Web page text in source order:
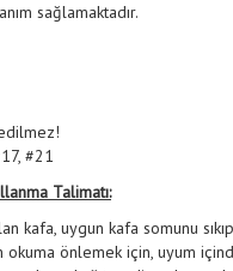
sağlamaktadır.
#21
Talimatı:
kafa, uygun kafa somunu
önlemek için, uyum